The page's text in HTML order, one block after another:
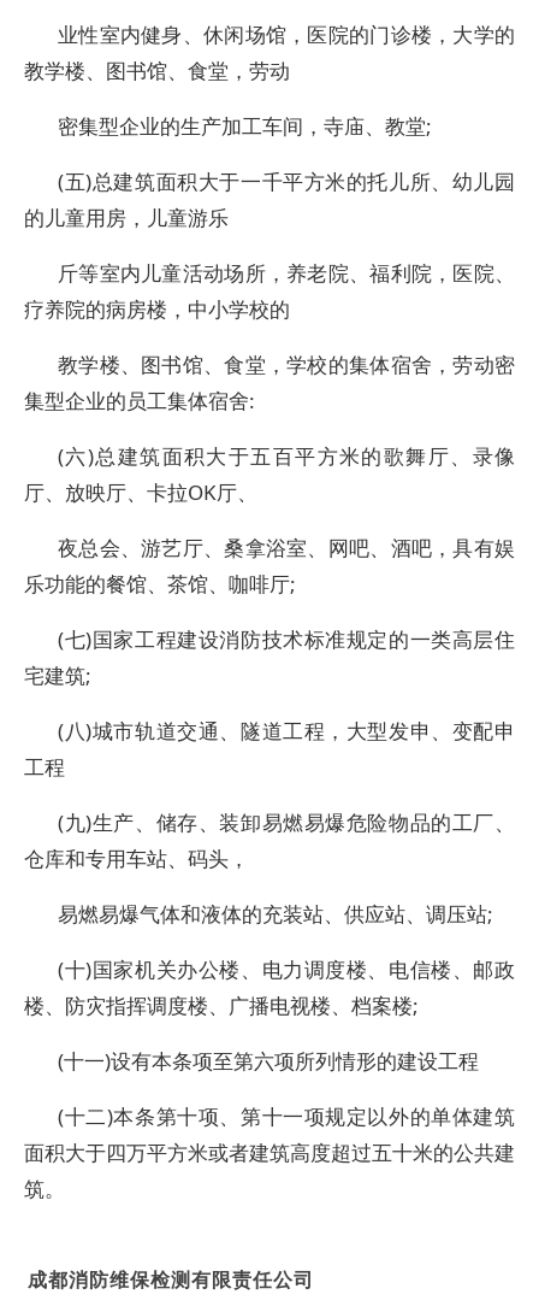
业性室内健身、休闲场馆，医院的门诊楼，大学的
教学楼、图书馆、食堂，劳动
密集型企业的生产加工车间，寺庙、教堂;
(五)总建筑面积大于一千平方米的托儿所、幼儿园
的儿童用房，儿童游乐
斤等室内儿童活动场所，养老院、福利院，医院、
疗养院的病房楼，中小学校的
教学楼、图书馆、食堂，学校的集体宿舍，劳动密
集型企业的员工集体宿舍:
(六)总建筑面积大于五百平方米的歌舞厅、录像
厅、放映厅、卡拉OK厅、
夜总会、游艺厅、桑拿浴室、网吧、酒吧，具有娱
乐功能的餐馆、茶馆、咖啡厅;
(七)国家工程建设消防技术标准规定的一类高层住
宅建筑;
(八)城市轨道交通、隧道工程，大型发申、变配申
工程
(九)生产、储存、装卸易燃易爆危险物品的工厂、
仓库和专用车站、码头，
易燃易爆气体和液体的充装站、供应站、调压站;
(十)国家机关办公楼、电力调度楼、电信楼、邮政
楼、防灾指挥调度楼、广播电视楼、档案楼;
(十一)设有本条项至第六项所列情形的建设工程
(十二)本条第十项、第十一项规定以外的单体建筑
面积大于四万平方米或者建筑高度超过五十米的公共建
筑。
成都消防维保检测有限责任公司